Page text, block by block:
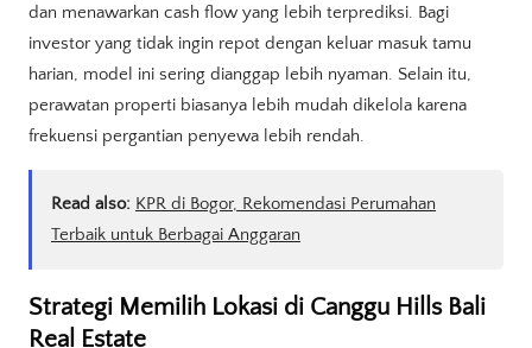
dan menawarkan cash flow yang lebih terprediksi. Bagi
investor yang tidak ingin repot dengan keluar masuk tamu
harian, model ini sering dianggap lebih nyaman. Selain itu,
perawatan properti biasanya lebih mudah dikelola karena
frekuensi pergantian penyewa lebih rendah.
Read also: KPR di Bogor, Rekomendasi Perumahan
Terbaik untuk Berbagai Anggaran
Strategi Memilih Lokasi di Canggu Hills Bali
Real Estate